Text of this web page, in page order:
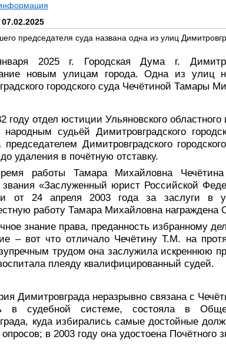
председателя суда названа одна из улиц
2025 г. Городская Дума г.
новым улицам города. Одна из улиц
городского суда Чечётиной Тамары
году отдел юстиции Ульяновского
народным судьёй Димитровградского
председателем Димитровградского
удаления в почётную отставку.
работы Тамара Михайловна Чечётина
звания «Заслуженный юрист Российской
от 24 апреля 2003 года за заслуги в
работу Тамара Михайловна награждена
знание права, преданность избранному
– вот что отличало Чечётину Т.М. на
трудом она заслужила искреннюю
плеяду квалифицированный судей.
Димитровграда неразрывно связана с
в судебной системе, состояла в
куда избирались самые достойные
в 2003 году она удостоена Почётного